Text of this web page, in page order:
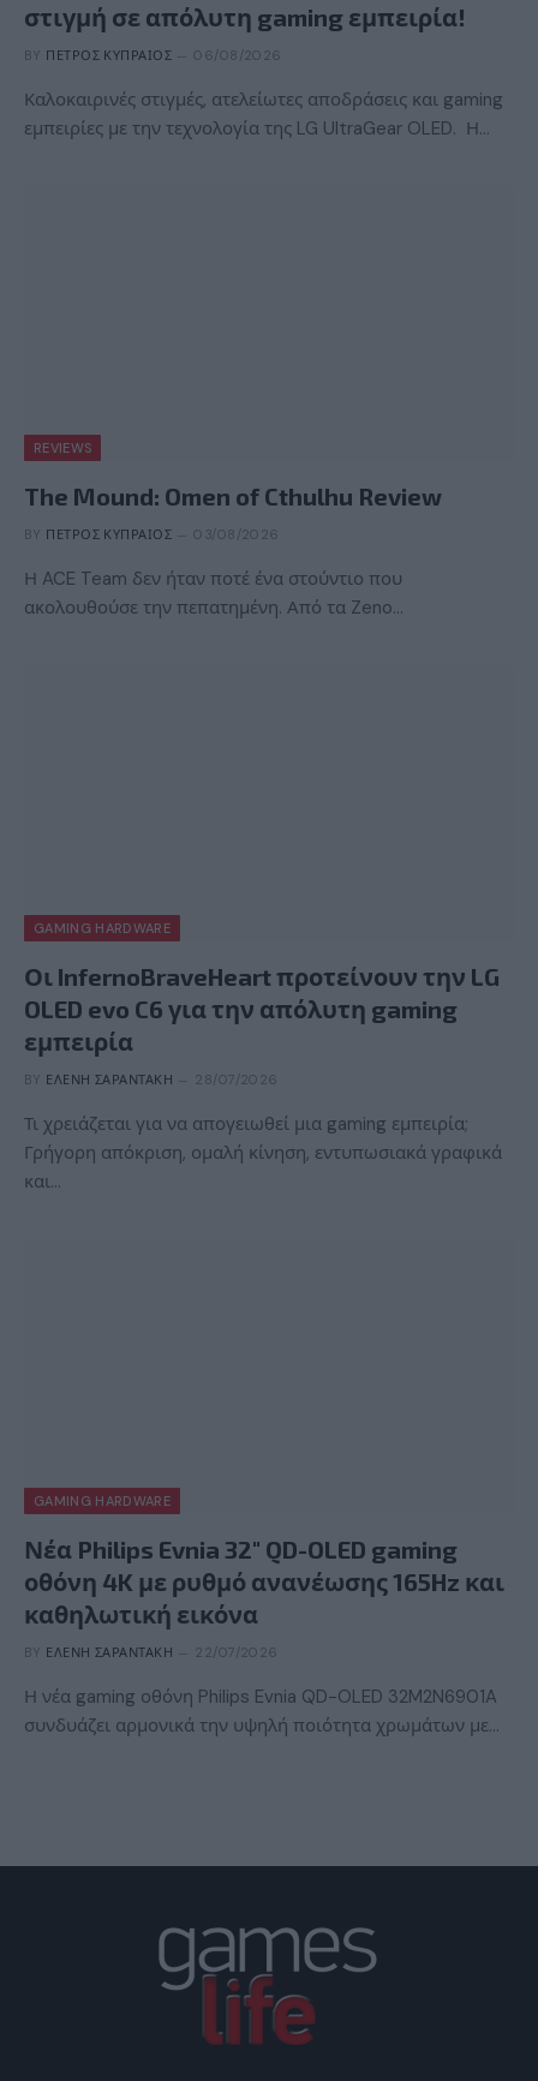
στιγμή σε απόλυτη gaming εμπειρία!
BY ΠΈΤΡΟΣ ΚΥΠΡΑΊΟΣ 06/08/2026
Καλοκαιρινές στιγμές, ατελείωτες αποδράσεις και gaming
εμπειρίες με την τεχνολογία της LG UltraGear OLED. Η…
REVIEWS
The Mound: Omen of Cthulhu Review
BY ΠΈΤΡΟΣ ΚΥΠΡΑΊΟΣ 03/08/2026
Η ACE Team δεν ήταν ποτέ ένα στούντιο που
ακολουθούσε την πεπατημένη. Από τα Zeno…
GAMING HARDWARE
Οι InfernoBraveHeart προτείνουν την LG
OLED evo C6 για την απόλυτη gaming
εμπειρία
BY ΕΛΈΝΗ ΣΑΡΑΝΤΆΚΗ 28/07/2026
Τι χρειάζεται για να απογειωθεί μια gaming εμπειρία;
Γρήγορη απόκριση, ομαλή κίνηση, εντυπωσιακά γραφικά
και…
GAMING HARDWARE
Νέα Philips Evnia 32″ QD-OLED gaming
οθόνη 4K με ρυθμό ανανέωσης 165Hz και
καθηλωτική εικόνα
BY ΕΛΈΝΗ ΣΑΡΑΝΤΆΚΗ 22/07/2026
Η νέα gaming οθόνη Philips Evnia QD-OLED 32M2N6901A
συνδυάζει αρμονικά την υψηλή ποιότητα χρωμάτων με…